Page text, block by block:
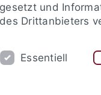
gesetzt und
des Drittanbieters
Essentiell